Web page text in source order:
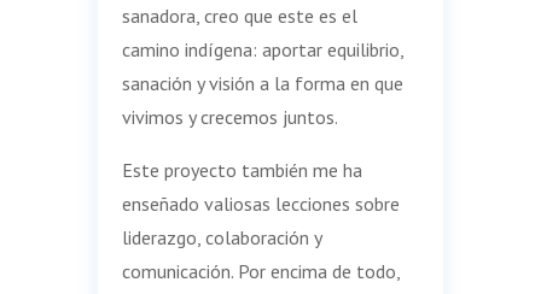
sanadora, creo que este es el
camino indígena: aportar equilibrio,
sanación y visión a la forma en que
vivimos y crecemos juntos.
Este proyecto también me ha
enseñado valiosas lecciones sobre
liderazgo, colaboración y
comunicación. Por encima de todo,